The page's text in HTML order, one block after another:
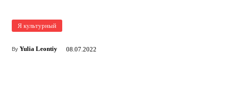
Я культурный
By Yulia Leontiy 08.07.2022